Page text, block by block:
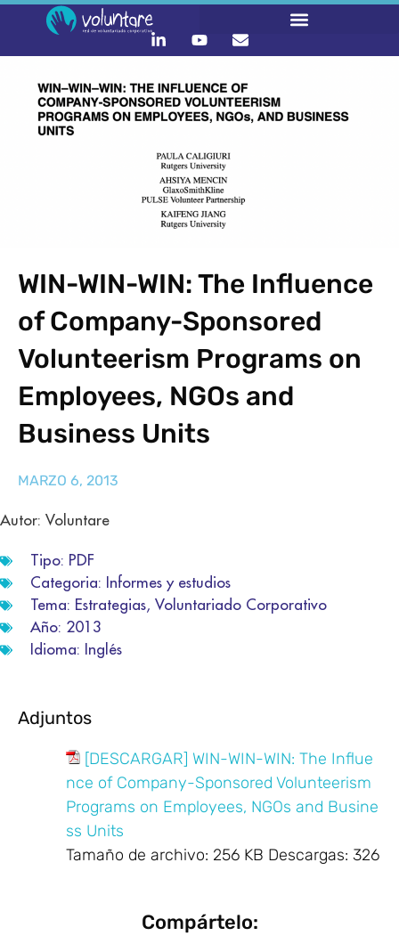
WIN-WIN-WIN: The Influence
of Company-Sponsored
Volunteerism Programs on
Employees, NGOs and
Business Units
MARZO 6, 2013
Autor: Voluntare
Tipo: PDF
Categoria: Informes y estudios
Tema: Estrategias, Voluntariado Corporativo
Año: 2013
Idioma: Inglés
Adjuntos
[DESCARGAR] WIN-WIN-WIN: The Influe
nce of Company-Sponsored Volunteerism
Programs on Employees, NGOs and Busine
ss Units
Tamaño de archivo: 256 KB Descargas: 326
Compártelo: